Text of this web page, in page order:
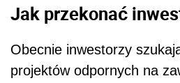
Jak przekonać
Obecnie inwestorzy
projektów odpornych na